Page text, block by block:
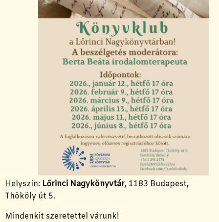
Helyszín: Lőrinci Nagykönyvtár, 1183 Budapest,
Thököly út 5.
Mindenkit szeretettel várunk!